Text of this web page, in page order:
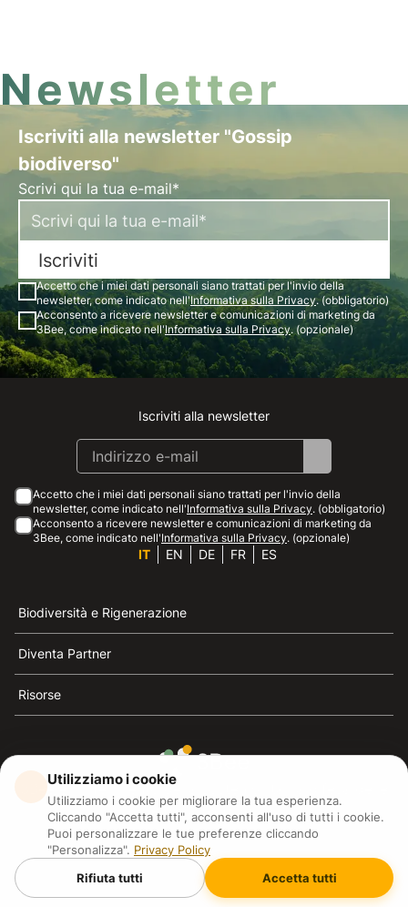
Newsletter
Iscriviti alla newsletter "Gossip
biodiverso"
Scrivi qui la tua e-mail*
Iscriviti
Accetto che i miei dati personali siano trattati per l'invio della
newsletter, come indicato nell'Informativa sulla Privacy. (obbligatorio)
Acconsento a ricevere newsletter e comunicazioni di marketing da
3Bee, come indicato nell'Informativa sulla Privacy. (opzionale)
Instagram
Facebook
Linkedin
Youtube
Iscriviti alla newsletter
Accetto che i miei dati personali siano trattati per l'invio della
newsletter, come indicato nell'Informativa sulla Privacy. (obbligatorio)
Acconsento a ricevere newsletter e comunicazioni di marketing da
3Bee, come indicato nell'Informativa sulla Privacy. (opzionale)
IT EN DE FR ES
Biodiversità e Rigenerazione
Diventa Partner
Risorse
3Bee è il riferimento della sostenibilità, la difesa delle
api e della biodiversità
3Bee S.R.L Via Pastrengo 14, 20159, Milano (MI)
P.IVA: IT09711590969
3Bee GmbHSede legale: Oranienburger Straße 23, 10178
BerlinHR number: 256594
Utilizziamo i cookie
Utilizziamo i cookie per migliorare la tua esperienza.
Cliccando "Accetta tutti", acconsenti all'uso di tutti i cookie.
Puoi personalizzare le tue preferenze cliccando
"Personalizza". Privacy Policy
Rifiuta tutti
Accetta tutti